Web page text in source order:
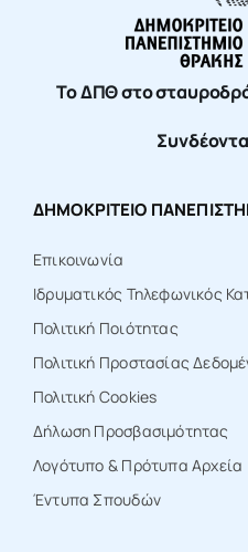
Το ΔΠΘ στο
ΔΗΜΟΚΡΙΤΕΙΟ
Επικοινωνία
Ιδρυματικός Τηλεφωνικός
Πολιτική Ποιότητας
Πολιτική Προστασίας
Πολιτική Cookies
Δήλωση Προσβασιμότητας
Λογότυπο & Πρότυπα Αρχεία
Έντυπα Σπουδών